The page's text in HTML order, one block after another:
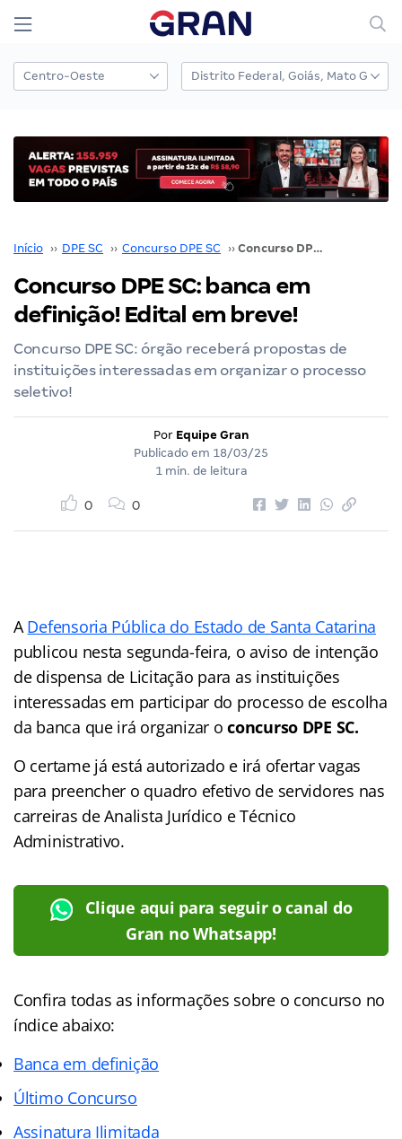
Início ›› DPE SC ›› Concurso DPE SC ›› Concurso DPE SC: banca em definição! Edital em breve!
Concurso DPE SC: banca em
definição! Edital em breve!
Concurso DPE SC: órgão receberá propostas de
instituições interessadas em organizar o processo
seletivo!
Por Equipe Gran
Publicado em 18/03/25
1 min. de leitura
0 0
ADefensoria Pública do Estado de Santa Catarina
publicou nesta segunda-feira, o aviso de intenção
de dispensa de Licitação para as instituições
interessadas em participar do processo de escolha
da banca que irá organizar oconcurso DPE SC.
O certame já está autorizado e irá ofertar vagas
para preencher o quadro efetivo de servidores nas
carreiras de Analista Jurídico e Técnico
Administrativo.
Clique aqui para seguir o canal do
Gran no Whatsapp!
Confira todas as informações sobre o concurso no
índice abaixo:
Banca em definição
Último Concurso
Assinatura Ilimitada